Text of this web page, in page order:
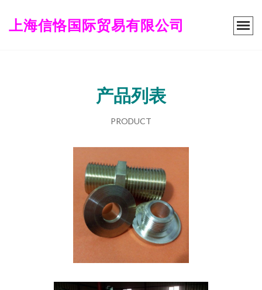
上海信恪国际贸易有限公司
产品列表
PRODUCT